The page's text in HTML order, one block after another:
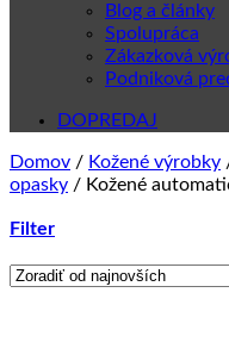
Blog a články
Spolupráca
Zákazková
Podniková
DOPREDAJ
Domov / Kožené výrobky
opasky / Kožené
Filter